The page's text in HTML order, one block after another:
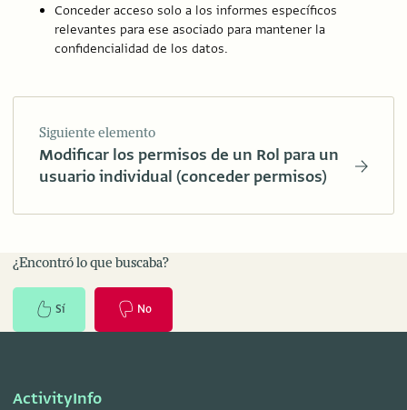
Conceder acceso solo a los informes específicos
relevantes para ese asociado para mantener la
confidencialidad de los datos.
Siguiente elemento
Modificar los permisos de un Rol para un
usuario individual (conceder permisos)
¿Encontró lo que buscaba?
Sí No
ActivityInfo